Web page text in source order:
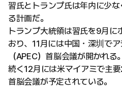
習氏とトランプ氏は年内に少
る計画だ。
トランプ大統領は習氏を9月に
おり、11月には中国・深圳で
（APEC）首脳会議が開かれる。
続く12月には米マイアミで主
首脳会議が予定されている。